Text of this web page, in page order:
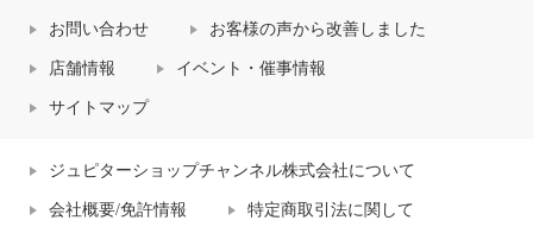
お問い合わせ お客様の声から改善しました
店舗情報 イベント・催事情報
サイトマップ
ジュピターショップチャンネル株式会社について
会社概要/免許情報 特定商取引法に関して